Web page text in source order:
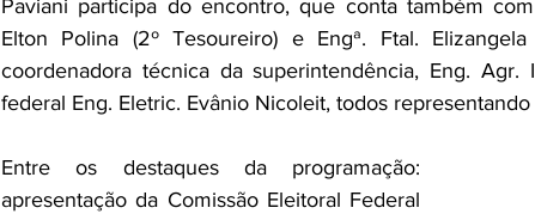
Paviani participa do encontro, que conta também
Elton Polina (2º Tesoureiro) e Engª. Ftal.
coordenadora técnica da superintendência, Eng.
federal Eng. Eletric. Evânio Nicoleit, todos representando
Entre os destaques da programação:
apresentação da Comissão Eleitoral Federal